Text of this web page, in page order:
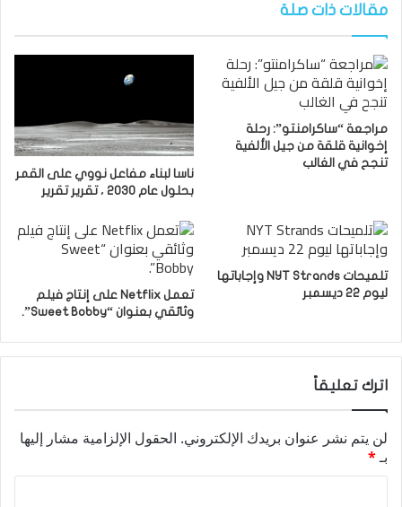
مقالات ذات صلة
مراجعة “ساكرامنتو”: رحلة
إخوانية قلقة من جيل الألفية
تنجح في الغالب
ناسا لبناء مفاعل نووي على القمر
بحلول عام 2030 ، تقرير تقرير
تلميحات NYT Strands وإجاباتها
ليوم 22 ديسمبر
تعمل Netflix على إنتاج فيلم
وثائقي بعنوان “Sweet Bobby”.
اترك تعليقاً
لن يتم نشر عنوان بريدك الإلكتروني. الحقول الإلزامية مشار إليها
بـ*